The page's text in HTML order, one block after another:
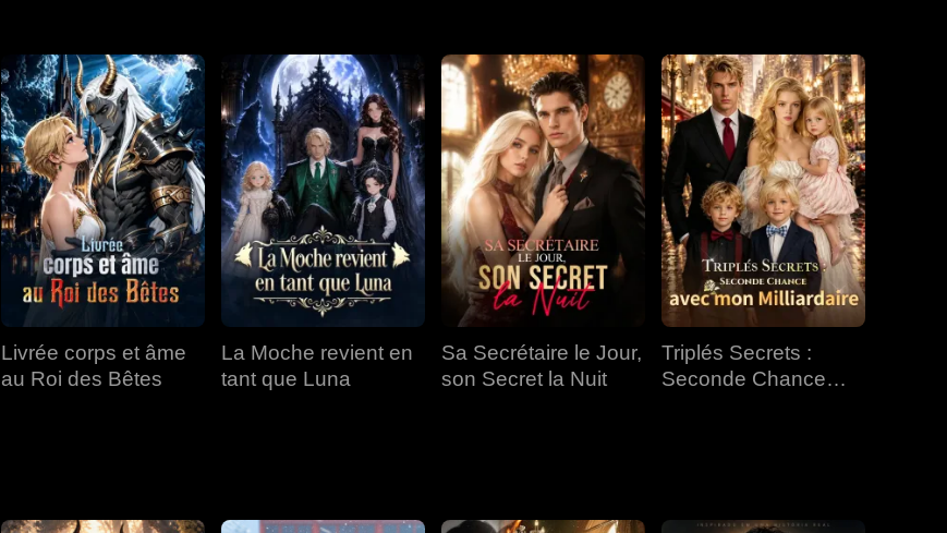
EP 34 EP 35 EP 36
EP 37 EP 38 EP 39
EP 40
Livrée corps et âme
au Roi des Bêtes
La Moche revient en
tant que Luna
Sa Secrétaire le Jour,
son Secret la Nuit
Triplés Secrets :
Seconde Chance